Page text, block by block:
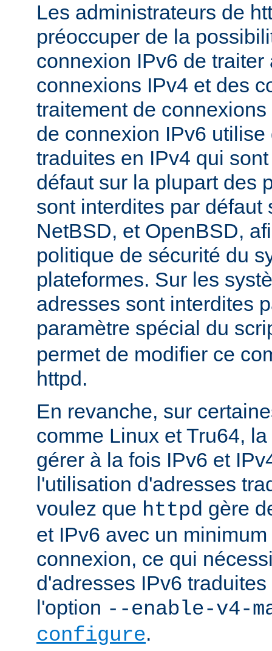
Les administrateurs de
préoccuper de la
connexion IPv6 de traiter
connexions IPv4 et des
traitement de
de connexion IPv6
traduites en IPv4 qui
défaut sur la plupart des
sont interdites par défaut
NetBSD, et OpenBSD,
politique de sécurité du
plateformes. Sur les
adresses sont interdites
paramètre spécial du
permet de modifier ce
httpd.
En revanche, sur
comme Linux et Tru64, la
gérer à la fois IPv6 et
l'utilisation d'adresses
voulez que httpd gère
et IPv6 avec un
connexion, ce qui
d'adresses IPv6
l'option --enable-v4-
configure.